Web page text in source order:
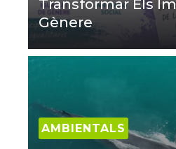
Transformar Els
Gènere
AMBIENTALS